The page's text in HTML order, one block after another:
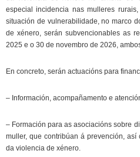
especial incidencia nas mulleres
situación de vulnerabilidade, no marco
de xénero, serán subvencionables as
2025 e o 30 de novembro de 2026,
En concreto, serán actuacións para
– Información, acompañamento e
– Formación para as asociacións sobre
muller, que contribúan á prevención,
da violencia de xénero.